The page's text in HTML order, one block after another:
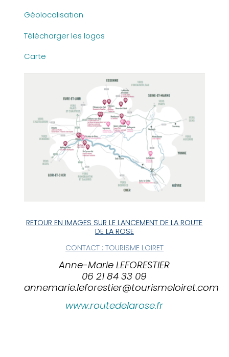
Géolocalisation
Télécharger les logos
Carte
RETOUR EN IMAGES SUR LE LANCEMENT DE LA ROUTE
DE LA ROSE
CONTACT : TOURISME LOIRET
Anne-Marie LEFORESTIER
06 21 84 33 09
annemarie.leforestier@tourismeloiret.com
www.routedelarose.fr